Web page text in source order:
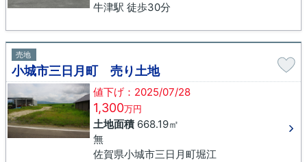
牛津駅 徒歩30分
売地
小城市三日月町 売り土地
値下げ：2025/07/28
1,300万円
土地面積668.19㎡
無
佐賀県小城市三日月町堀江